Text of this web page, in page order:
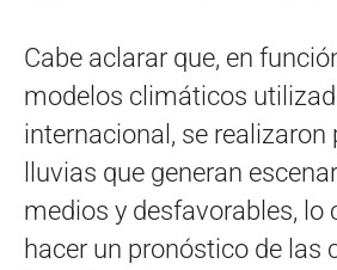
Cabe aclarar que, en
modelos climáticos
internacional, se realizaron
lluvias que generan
medios y desfavorables, lo
hacer un pronóstico de las